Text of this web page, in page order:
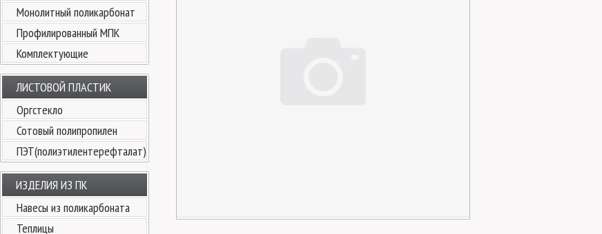
Монолитный поликарбонат
Профилированный МПК
Комплектующие
ЛИСТОВОЙ ПЛАСТИК
Оргстекло
Сотовый полипропилен
ПЭТ(полиэтилентерефталат)
ИЗДЕЛИЯ ИЗ ПК
Навесы из поликарбоната
Теплицы